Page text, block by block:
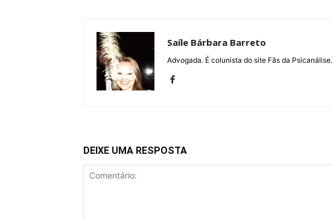
Saíle Bárbara Barreto
Advogada. É colunista do site Fãs da Psicanálise.
DEIXE UMA RESPOSTA